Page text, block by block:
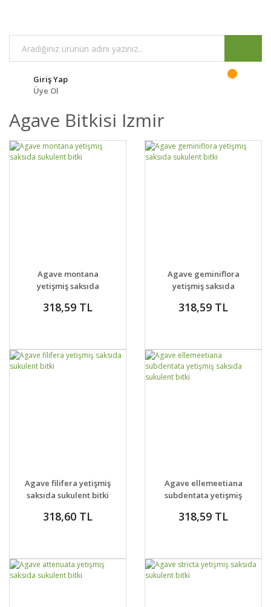
Giriş Yap
Üye Ol
Agave Bitkisi Izmir
DETAYLAR
VER
Agave montana
yetişmiş saksıda
318,59 TL
DETAYLAR
VER
Agave geminiflora
yetişmiş saksıda
318,59 TL
DETAYLAR
VER
Agave filifera yetişmiş
saksıda sukulent bitki
318,60 TL
DETAYLAR
VER
Agave ellemeetiana
subdentata yetişmiş
318,59 TL